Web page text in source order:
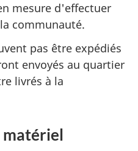
mesure d'effectuer
communauté.
pas être expédiés
envoyés au quartier
livrés à la
matériel